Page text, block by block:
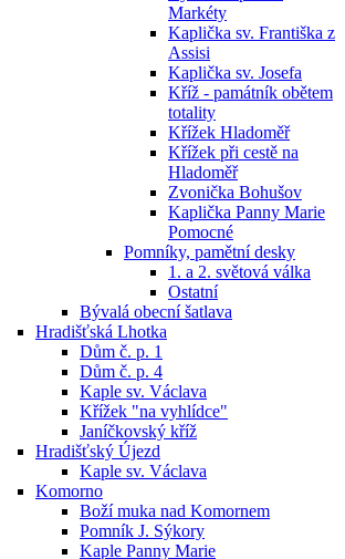
Markéty
Kaplička sv. Františka z
Assisi
Kaplička sv. Josefa
Kříž - památník obětem
totality
Křížek Hladoměř
Křížek při cestě na
Hladoměř
Zvonička Bohušov
Kaplička Panny Marie
Pomocné
Pomníky, pamětní desky
1. a 2. světová válka
Ostatní
Bývalá obecní šatlava
Hradišťská Lhotka
Dům č. p. 1
Dům č. p. 4
Kaple sv. Václava
Křížek "na vyhlídce"
Janíčkovský kříž
Hradišťský Újezd
Kaple sv. Václava
Komorno
Boží muka nad Komornem
Pomník J. Sýkory
Kaple Panny Marie